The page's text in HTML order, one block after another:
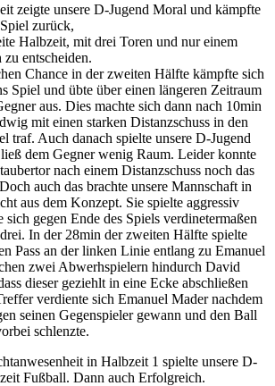
zeigte unsere D-Jugend Moral und kämpfte
zurück,
Halbzeit, mit drei Toren und nur einem
entscheiden.
Chance in der zweiten Hälfte kämpfte sich
Spiel und übte über einen längeren Zeitraum
aus. Dies machte sich dann nach 10min
mit einen starken Distanzschuss in den
traf. Auch danach spielte unsere D-Jugend
dem Gegner wenig Raum. Leider konnte
nach einem Distanzschuss noch das
auch das brachte unsere Mannschaft in
aus dem Konzept. Sie spielte aggressiv
sich gegen Ende des Spiels verdinetermaßen
In der 28min der zweiten Hälfte spielte
Pass an der linken Linie entlang zu Emanuel
zwei Abwerhspielern hindurch David
dieser geziehlt in eine Ecke abschließen
verdiente sich Emanuel Mader nachdem
seinen Gegenspieler gewann und den Ball
schlenzte.
in Halbzeit 1 spielte unsere D-
Fußball. Dann auch Erfolgreich.